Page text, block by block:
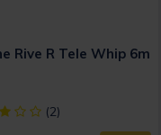
Rive R Tele Whip 6m
Object] out of 5
(2)